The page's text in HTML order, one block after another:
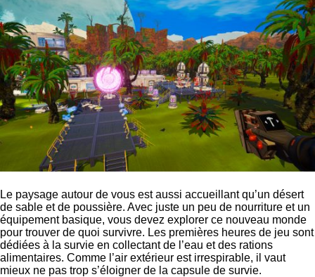
Le paysage autour de vous est aussi accueillant qu’un désert
de sable et de poussière. Avec juste un peu de nourriture et un
équipement basique, vous devez explorer ce nouveau monde
pour trouver de quoi survivre. Les premières heures de jeu sont
dédiées à la survie en collectant de l’eau et des rations
alimentaires. Comme l’air extérieur est irrespirable, il vaut
mieux ne pas trop s’éloigner de la capsule de survie.